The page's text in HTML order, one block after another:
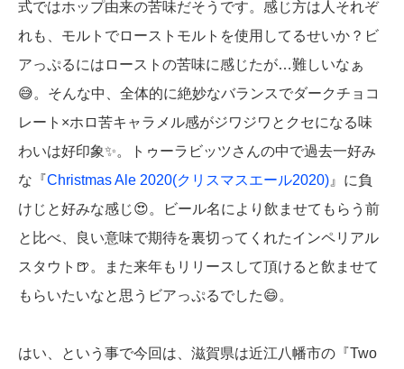
式ではホップ由来の苦味だそうです。感じ方は人それぞ
れも、モルトでローストモルトを使用してるせいか？ビ
アっぷるにはローストの苦味に感じたが…難しいなぁ
😅。そんな中、全体的に絶妙なバランスでダークチョコ
レート×ホロ苦キャラメル感がジワジワとクセになる味
わいは好印象✨。トゥーラビッツさんの中で過去一好み
な『Christmas Ale 2020(クリスマスエール2020) 』に負
けじと好みな感じ😍。ビール名により飲ませてもらう前
と比べ、良い意味で期待を裏切ってくれたインペリアル
スタウト🍺。また来年もリリースして頂けると飲ませて
もらいたいなと思うビアっぷるでした😄。
はい、という事で今回は、滋賀県は近江八幡市の『Two